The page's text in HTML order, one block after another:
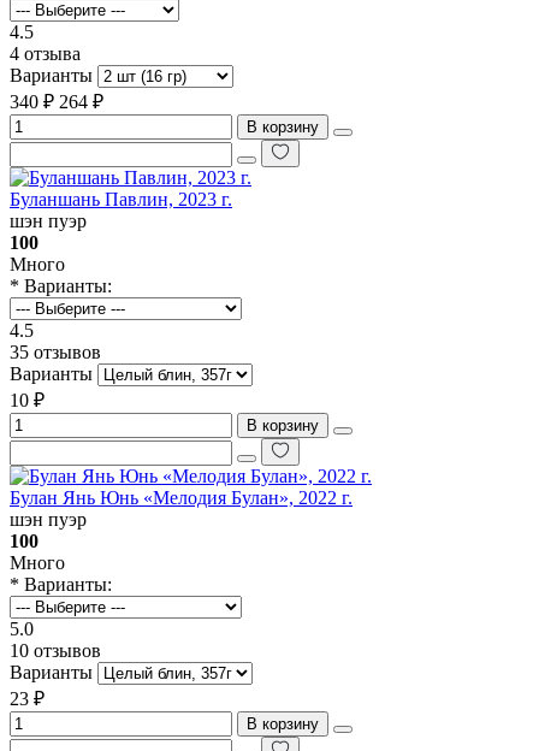
4.5
4 отзыва
Варианты
340 ₽ 264 ₽
В корзину
Буланшань Павлин, 2023 г.
шэн пуэр
100
Много
* Варианты:
4.5
35 отзывов
Варианты
10 ₽
В корзину
Булан Янь Юнь «Мелодия Булан», 2022 г.
шэн пуэр
100
Много
* Варианты:
5.0
10 отзывов
Варианты
23 ₽
В корзину